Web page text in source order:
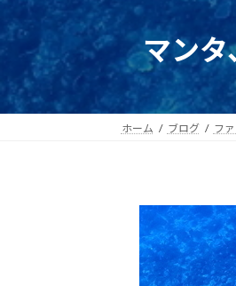
プ
動
マン
ホーム ブログ フ